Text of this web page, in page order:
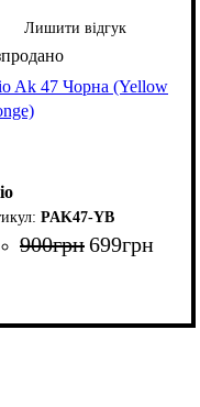
Лишити відгук
Ak 47 Чорна (Yellow
PAK47-YB
900грн699грн